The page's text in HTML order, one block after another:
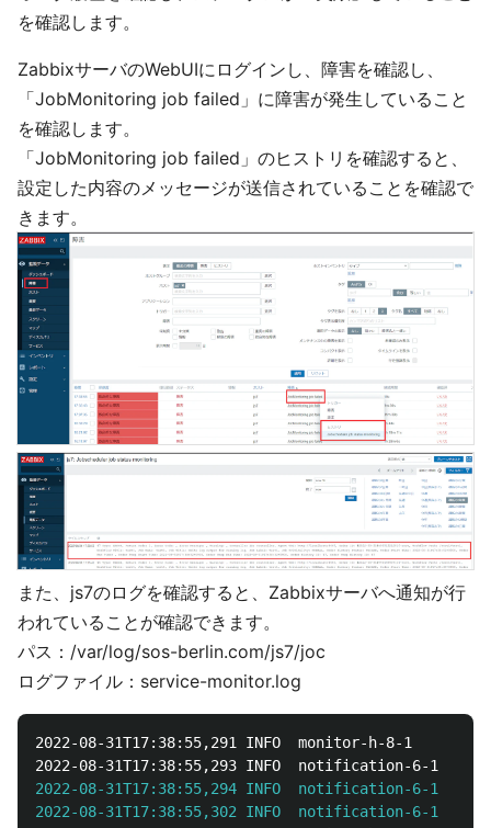
を確認します。
ZabbixサーバのWebUIにログインし、障害を確認し、
「JobMonitoring job failed」に障害が発生していること
を確認します。
「JobMonitoring job failed」のヒストリを確認すると、
設定した内容のメッセージが送信されていることを確認で
きます。
また、js7のログを確認すると、Zabbixサーバへ通知が行
われていることが確認できます。
パス：/var/log/sos-berlin.com/js7/joc
ログファイル：service-monitor.log
2022-08-31T17:38:55,291 INFO  monitor-h-8-1
2022-08-31T17:38:55,294 INFO  notification-6-1
2022-08-31T17:38:55,302 INFO  notification-6-1